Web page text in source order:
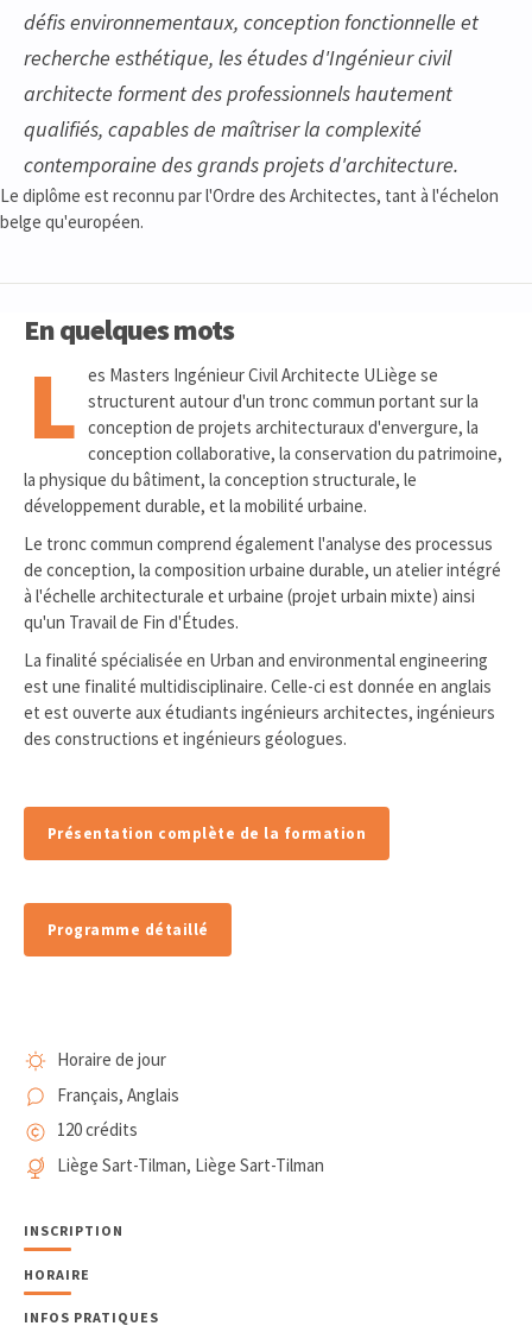
défis environnementaux, conception fonctionnelle et
recherche esthétique, les études d'Ingénieur civil
architecte forment des professionnels hautement
qualifiés, capables de maîtriser la complexité
contemporaine des grands projets d'architecture.
Le diplôme est reconnu par l'Ordre des Architectes, tant à l'échelon
belge qu'européen.
En quelques mots
L es Masters Ingénieur Civil Architecte ULiège se
structurent autour d'un tronc commun portant sur la
conception de projets architecturaux d'envergure, la
conception collaborative, la conservation du patrimoine,
la physique du bâtiment, la conception structurale, le
développement durable, et la mobilité urbaine.
Le tronc commun comprend également l'analyse des processus
de conception, la composition urbaine durable, un atelier intégré
à l'échelle architecturale et urbaine (projet urbain mixte) ainsi
qu'un Travail de Fin d'Études.
La finalité spécialisée en Urban and environmental engineering
est une finalité multidisciplinaire. Celle-ci est donnée en anglais
et est ouverte aux étudiants ingénieurs architectes, ingénieurs
des constructions et ingénieurs géologues.
Présentation complète de la formation
Programme détaillé
Horaire de jour
Français, Anglais
120 crédits
Liège Sart-Tilman, Liège Sart-Tilman
INSCRIPTION
HORAIRE
INFOS PRATIQUES